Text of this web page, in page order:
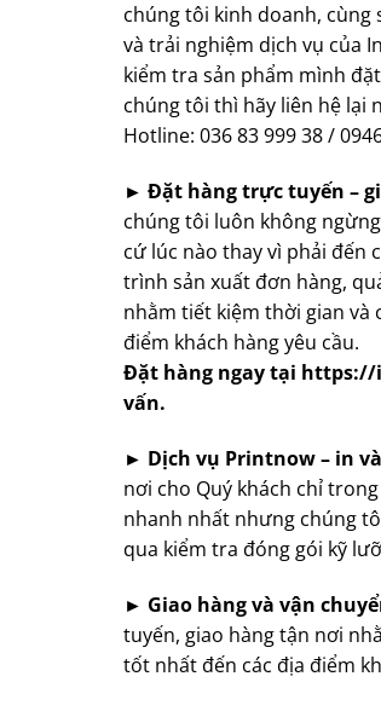
chúng tôi kinh doanh, cùng
và trải nghiệm dịch vụ của
kiểm tra sản phẩm mình
chúng tôi thì hãy liên hệ lại
Hotline: 036 83 999 38 /
► Đặt hàng trực tuyến –
chúng tôi luôn không
cứ lúc nào thay vì phải đến
trình sản xuất đơn hàng,
nhằm tiết kiệm thời gian và
điểm khách hàng yêu cầu.
Đặt hàng ngay tại https://
vấn.
► Dịch vụ Printnow – in
nơi cho Quý khách chỉ
nhanh nhất nhưng chúng
qua kiểm tra đóng gói kỹ
► Giao hàng và vận
tuyến, giao hàng tận nơi
tốt nhất đến các địa điểm